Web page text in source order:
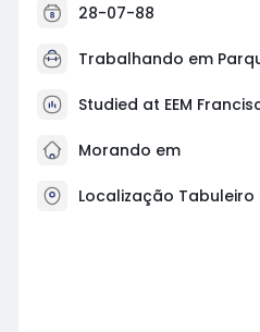
28-07-88
Trabalhando em
Studied at EEM
Morando em
Localização Tabuleiro